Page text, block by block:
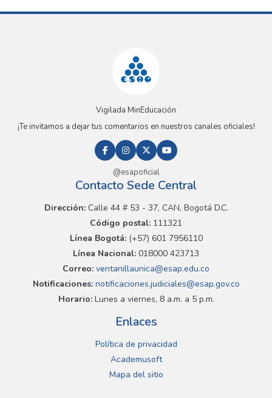
Vigilada MinEducación
¡Te invitamos a dejar tus comentarios en nuestros canales oficiales!
@esapoficial
Contacto Sede Central
Dirección:Calle 44 # 53 - 37, CAN, Bogotá D.C.
Código postal: 111321
Línea Bogotá:(+57) 601 7956110
Línea Nacional: 018000 423713
Correo: ventanillaunica@esap.edu.co
Notificaciones:notificaciones.judiciales@esap.gov.co
Horario:Lunes a viernes, 8 a.m. a 5 p.m.
Enlaces
Política de privacidad
Academusoft
Mapa del sitio